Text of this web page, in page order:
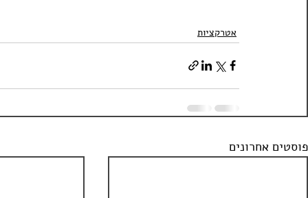
אטרקציות
פוסטים אחרונים